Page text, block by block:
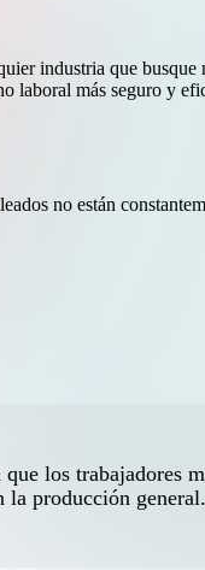
industria que
laboral más seguro y
no están
los trabajadores
la producción general.